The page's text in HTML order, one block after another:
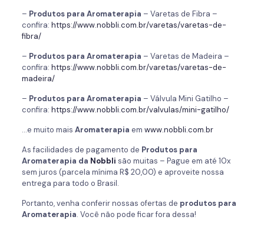
– Produtos para Aromaterapia – Varetas de Fibra –
confira: https://www.nobbli.com.br/varetas/varetas-de-
fibra/
– Produtos para Aromaterapia – Varetas de Madeira –
confira: https://www.nobbli.com.br/varetas/varetas-de-
madeira/
– Produtos para Aromaterapia – Válvula Mini Gatilho –
confira: https://www.nobbli.com.br/valvulas/mini-gatilho/
…e muito mais Aromaterapia em www.nobbli.com.br
As facilidades de pagamento de Produtos para
Aromaterapia da Nobbli são muitas – Pague em até 10x
sem juros (parcela mínima R$ 20,00) e aproveite nossa
entrega para todo o Brasil.
Portanto, venha conferir nossas ofertas de produtos para
Aromaterapia. Você não pode ficar fora dessa!